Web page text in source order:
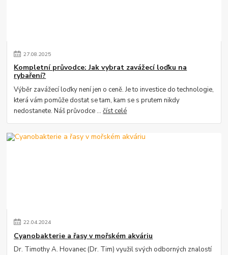
27.08.2025
Kompletní průvodce: Jak vybrat zavážecí loďku na
rybaření?
Výběr zavážecí loďky není jen o ceně. Je to investice do technologie,
která vám pomůže dostat se tam, kam se s prutem nikdy
nedostanete. Náš průvodce ...číst celé
22.04.2024
Cyanobakterie a řasy v mořském akváriu
Dr. Timothy A. Hovanec (Dr. Tim) využil svých odborných znalostí